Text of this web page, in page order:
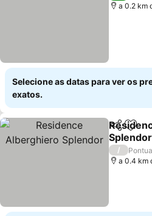
a 0.2 km
Selecione as datas para ver os
exatos.
Partilhar
Splendor
Ver
/
a 0.4 km